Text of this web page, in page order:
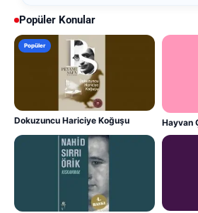
Popüler Konular
Popüler
Dokuzuncu Hariciye Koğuşu Hayvan